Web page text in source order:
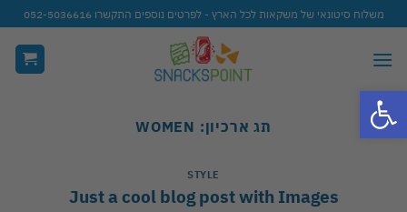
פתח סרגל נגישות
Skip
to
content
משלוח סיטונאי של משקאות לכל הארץ - לפרטים נוספים התקשרו 052-5036616
תג ארכיון: WOMEN
STYLE
Just a cool blog post with Images